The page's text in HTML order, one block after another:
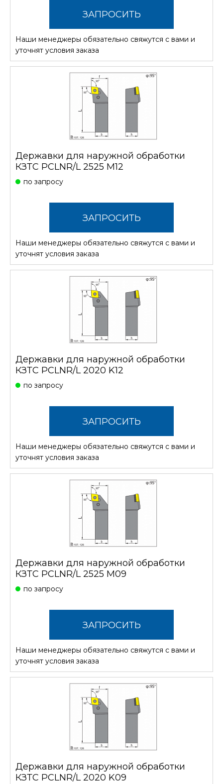
ЗАПРОСИТЬ
СТОИМОСТЬ
Наши менеджеры обязательно свяжутся с вами и
уточнят условия заказа
Державки для наружной обработки
КЗТС PCLNR/L 2525 M12
по запросу
ЗАПРОСИТЬ
СТОИМОСТЬ
Наши менеджеры обязательно свяжутся с вами и
уточнят условия заказа
Державки для наружной обработки
КЗТС PCLNR/L 2020 K12
по запросу
ЗАПРОСИТЬ
СТОИМОСТЬ
Наши менеджеры обязательно свяжутся с вами и
уточнят условия заказа
Державки для наружной обработки
КЗТС PCLNR/L 2525 M09
по запросу
ЗАПРОСИТЬ
СТОИМОСТЬ
Наши менеджеры обязательно свяжутся с вами и
уточнят условия заказа
Державки для наружной обработки
КЗТС PCLNR/L 2020 K09